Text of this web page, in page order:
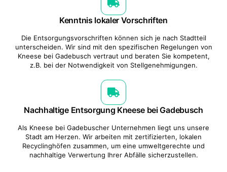
Kenntnis lokaler Vorschriften
Die Entsorgungsvorschriften können sich je nach Stadtteil
unterscheiden. Wir sind mit den spezifischen Regelungen von
Kneese bei Gadebusch vertraut und beraten Sie kompetent,
z.B. bei der Notwendigkeit von Stellgenehmigungen.
Nachhaltige Entsorgung Kneese bei Gadebusch
Als Kneese bei Gadebuscher Unternehmen liegt uns unsere
Stadt am Herzen. Wir arbeiten mit zertifizierten, lokalen
Recyclinghöfen zusammen, um eine umweltgerechte und
nachhaltige Verwertung Ihrer Abfälle sicherzustellen.